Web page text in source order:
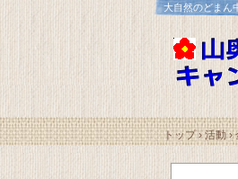
大自然のどまん
トップ›活動›